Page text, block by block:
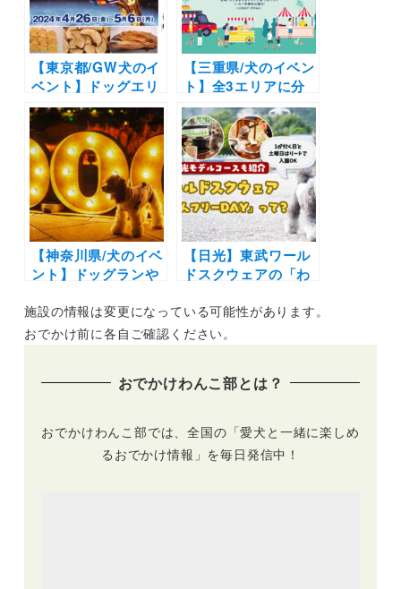
ハロードッグソリオ
宝塚店）9/9-11開催
【東京都/GW犬のイ
ベント】ドッグエリ
アや愛犬と一緒にラ
イブ鑑賞も「肉フェ
ス 2024」（お台場
特設会場）4/26-5/6
【三重県/犬のイベン
ト】全3エリアに分
かれたマルシェやド
ッグランも！アウト
ドア好き集まれ！
「第3回わんてらす
dog&outdoorマル
シェ」（やまてら
す）6/12開催
【神奈川県/犬のイベ
ント】ドッグランや
愛犬と赤レンガ倉庫
エリアで楽しもう
（横浜赤レンガ倉
【日光】東武ワール
ドスクウェアの「わ
DAY」を愛犬と満喫
してきたよ！ペット
施設の情報は変更になっている可能性があります。
おでかけ前に各自ご確認ください。
おでかけわんこ部とは？
おでかけわんこ部では、全国の「愛犬と一緒に楽しめ
るおでかけ情報」を毎日発信中！